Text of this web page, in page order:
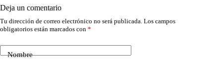
Deja un comentario
Tu dirección de correo electrónico no será publicada. Los campos
obligatorios están marcados con *
Nombre